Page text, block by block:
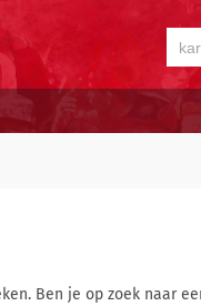
Ben je op zoek naar